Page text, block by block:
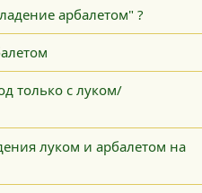
арбалетом" ?
только с луком/
луком и арбалетом на